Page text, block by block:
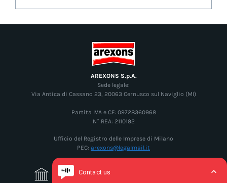
AREXONS S.p.A.
Sede legale:
Via Antica di Cassano 23, 20063 Cernusco sul Naviglio (MI)
Partita IVA e CF: 09728360968
N° REA: 2110192
Ufficio del Registro delle Imprese di Milano
PEC: arexons@legalmail.it
Governance
Leggi di più